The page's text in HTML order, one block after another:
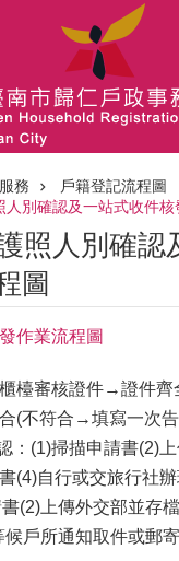
務
戶籍登記流程圖
人別確認及一站式收件核
照人別確認
圖
作業流程圖
檯審核證件→證件
(不符合→填寫一次
：(1)掃描申請書(2)
(4)自行或交旅行社
(2)上傳外交部並存
候戶所通知取件或郵